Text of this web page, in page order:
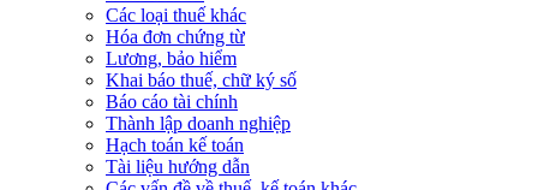
Các loại thuế khác
Hóa đơn chứng từ
Lương, bảo hiểm
Khai báo thuế, chữ ký số
Báo cáo tài chính
Thành lập doanh nghiệp
Hạch toán kế toán
Tài liệu hướng dẫn